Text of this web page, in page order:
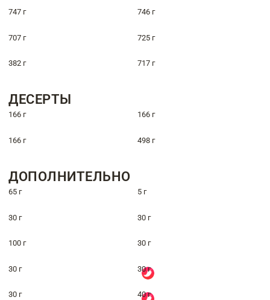
747 г 746 г
707 г 725 г
382 г 717 г
ДЕСЕРТЫ
166 г 166 г
166 г 498 г
ДОПОЛНИТЕЛЬНО
65 г 5 г
30 г 30 г
100 г 30 г
30 г 30 г
30 г 40 г